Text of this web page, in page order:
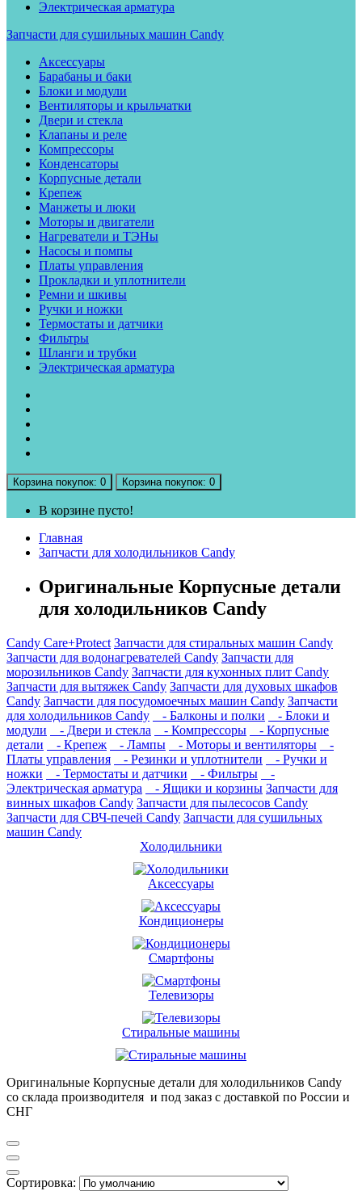
Электрическая арматура
Запчасти для сушильных машин Candy
Аксессуары
Барабаны и баки
Блоки и модули
Вентиляторы и крыльчатки
Двери и стекла
Клапаны и реле
Компрессоры
Конденсаторы
Корпусные детали
Крепеж
Манжеты и люки
Моторы и двигатели
Нагреватели и ТЭНы
Насосы и помпы
Платы управления
Прокладки и уплотнители
Ремни и шкивы
Ручки и ножки
Термостаты и датчики
Фильтры
Шланги и трубки
Электрическая арматура
Корзинапокупок: 0 Корзинапокупок: 0
В корзине пусто!
Главная
Запчасти для холодильников Candy
Оригинальные Корпусные детали
для холодильников Candy
Candy Care+Protect Запчасти для стиральных машин Candy
Запчасти для водонагревателей Candy Запчасти для
морозильников Candy Запчасти для кухонных плит Candy
Запчасти для вытяжек Candy Запчасти для духовых шкафов
Candy Запчасти для посудомоечных машин Candy Запчасти
для холодильников Candy
- Балконы и полки
- Блоки и
модули
- Двери и стекла - Компрессоры
- Корпусные
детали
- Крепеж - Лампы - Моторы и вентиляторы
-
Платы управления
- Резинки и уплотнители
- Ручки и
ножки
- Термостаты и датчики - Фильтры
-
Электрическая арматура
- Ящики и корзины Запчасти для
винных шкафов Candy Запчасти для пылесосов Candy
Запчасти для СВЧ-печей Candy Запчасти для сушильных
машин Candy
Холодильники
Аксессуары
Кондиционеры
Смартфоны
Телевизоры
Стиральные машины
Оригинальные Корпусные детали для холодильников Candy
со склада производителя и под заказ с доставкой по России и
СНГ
Сортировка: